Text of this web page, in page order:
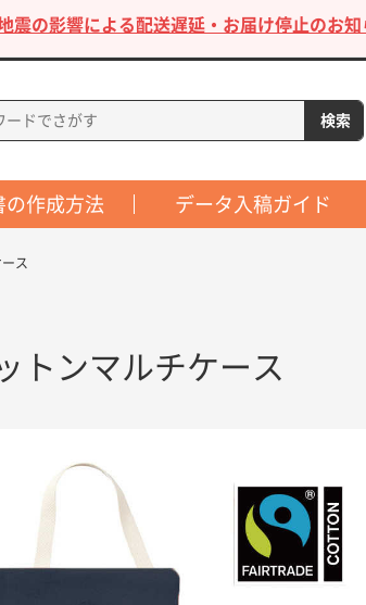
震の影響による配送遅延・お届け停止のお知
の作成方法 データ入稿ガイド
ス
トンマルチケース